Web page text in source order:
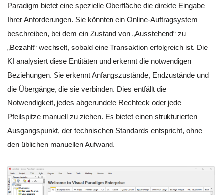
Paradigm bietet eine spezielle Oberfläche die direkte Eingabe
Ihrer Anforderungen. Sie könnten ein Online-Auftragsystem
beschreiben, bei dem ein Zustand von „Ausstehend“ zu
„Bezahlt“ wechselt, sobald eine Transaktion erfolgreich ist. Die
KI analysiert diese Entitäten und erkennt die notwendigen
Beziehungen. Sie erkennt Anfangszustände, Endzustände und
die Übergänge, die sie verbinden. Dies entfällt die
Notwendigkeit, jedes abgerundete Rechteck oder jede
Pfeilspitze manuell zu ziehen. Es bietet einen strukturierten
Ausgangspunkt, der technischen Standards entspricht, ohne
den üblichen manuellen Aufwand.